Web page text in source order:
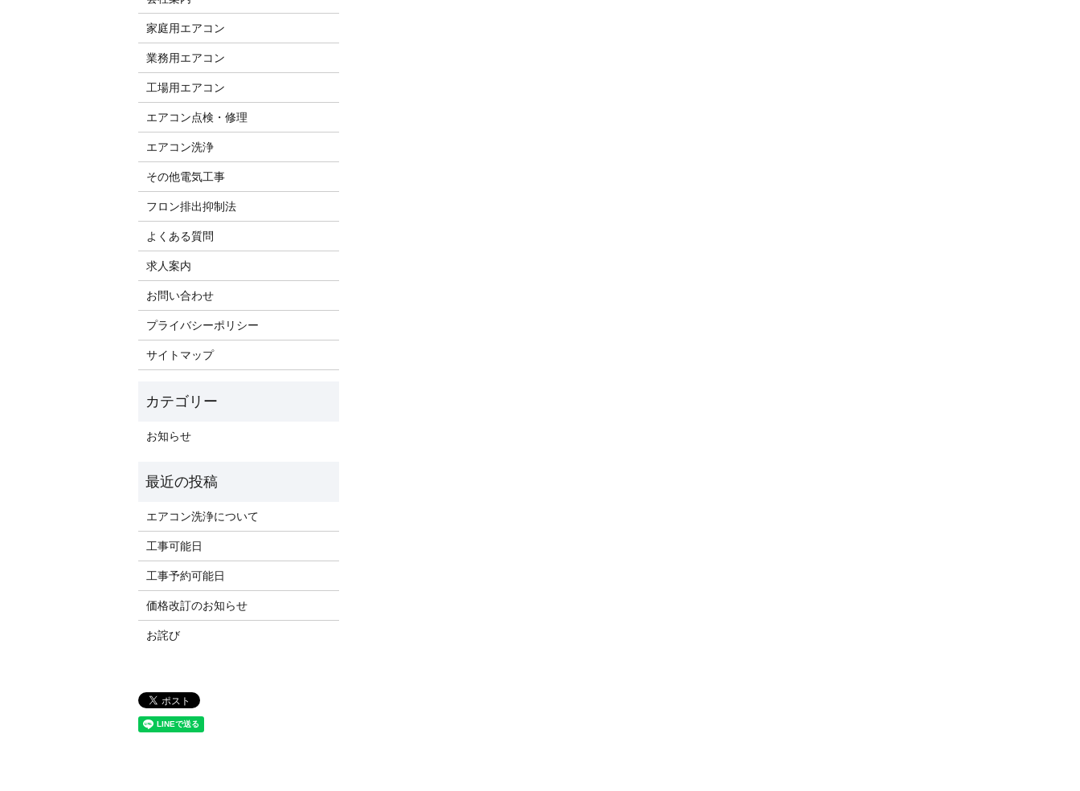
家庭用エアコン
業務用エアコン
工場用エアコン
エアコン点検・修理
エアコン洗浄
その他電気工事
フロン排出抑制法
よくある質問
求人案内
お問い合わせ
プライバシーポリシー
サイトマップ
お知らせ
エアコン洗浄について
工事可能日
工事予約可能日
価格改訂のお知らせ
お詫び